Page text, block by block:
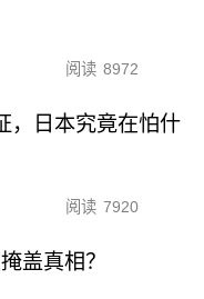
阅读 8972
，日本究竟在怕什
阅读 7920
盖真相？